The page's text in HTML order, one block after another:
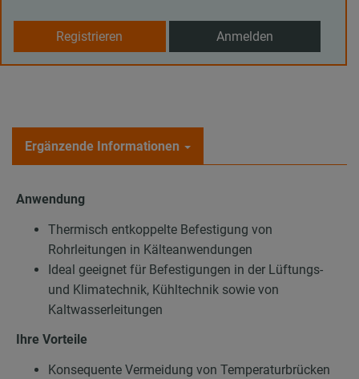
Registrieren Anmelden
Ergänzende Informationen
Anwendung
Thermisch entkoppelte Befestigung von
Rohrleitungen in Kälteanwendungen
Ideal geeignet für Befestigungen in der Lüftungs-
und Klimatechnik, Kühltechnik sowie von
Kaltwasserleitungen
Ihre Vorteile
Konsequente Vermeidung von Temperaturbrücken